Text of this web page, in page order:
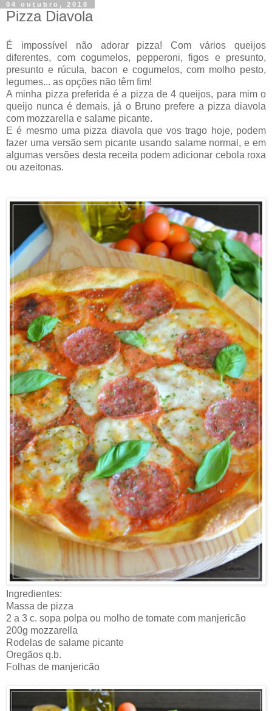
04 outubro, 2018
Pizza Diavola
É impossível não adorar pizza! Com vários queijos
diferentes, com cogumelos, pepperoni, figos e presunto,
presunto e rúcula, bacon e cogumelos, com molho pesto,
legumes... as opções não têm fim!
A minha pizza preferida é a pizza de 4 queijos, para mim o
queijo nunca é demais, já o Bruno prefere a pizza diavola
com mozzarella e salame picante.
E é mesmo uma pizza diavola que vos trago hoje, podem
fazer uma versão sem picante usando salame normal, e em
algumas versões desta receita podem adicionar cebola roxa
ou azeitonas.
Ingredientes:
Massa de pizza
2 a 3 c. sopa polpa ou molho de tomate com manjericão
200g mozzarella
Rodelas de salame picante
Oregãos q.b.
Folhas de manjericão